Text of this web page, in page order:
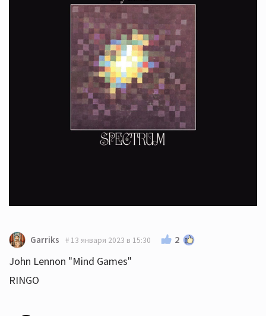
Garriks 13 января 2023 в 15:30 2
John Lennon "Mind Games"
RINGO